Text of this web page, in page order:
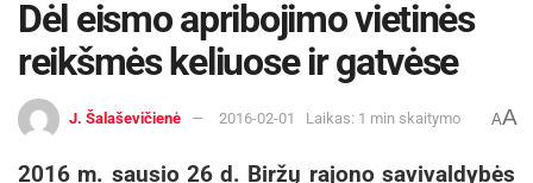
Dėl eismo apribojimo vietinės
reikšmės keliuose ir gatvėse
J. Šalaševičienė 2016-02-01 Laikas: 1 min skaitymo AA
2016 m. sausio 26 d. Biržų rajono savivaldybės